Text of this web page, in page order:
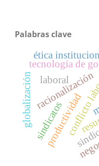
Palabras clave
tecnología de
racionalización
productividad
globalización
ética
laboral
sindicatos